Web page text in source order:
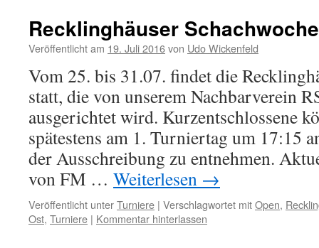
Recklinghäuser
Veröffentlicht am 19. Juli 2016von Udo Wickenfeld
Vom 25. bis 31.07. findet die
statt, die von unserem Nachbarverein
ausgerichtet wird. Kurzentschlossene
spätestens am 1. Turniertag um 17:15
der Ausschreibung zu entnehmen.
von FM … Weiterlesen →
Veröffentlicht unterTurniere | Verschlagwortet mitOpen,
Ost, Turniere | Kommentar hinterlassen